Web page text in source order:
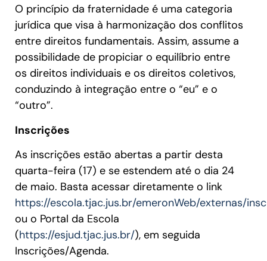
O princípio da fraternidade é uma categoria
jurídica que visa à harmonização dos conflitos
entre direitos fundamentais. Assim, assume a
possibilidade de propiciar o equilíbrio entre
os direitos individuais e os direitos coletivos,
conduzindo à integração entre o “eu” e o
“outro”.
Inscrições
As inscrições estão abertas a partir desta
quarta-feira (17) e se estendem até o dia 24
de maio. Basta acessar diretamente o link
https://escola.tjac.jus.br/emeronWeb/externas/
ou o Portal da Escola
(https://esjud.tjac.jus.br/), em seguida
Inscrições/Agenda.